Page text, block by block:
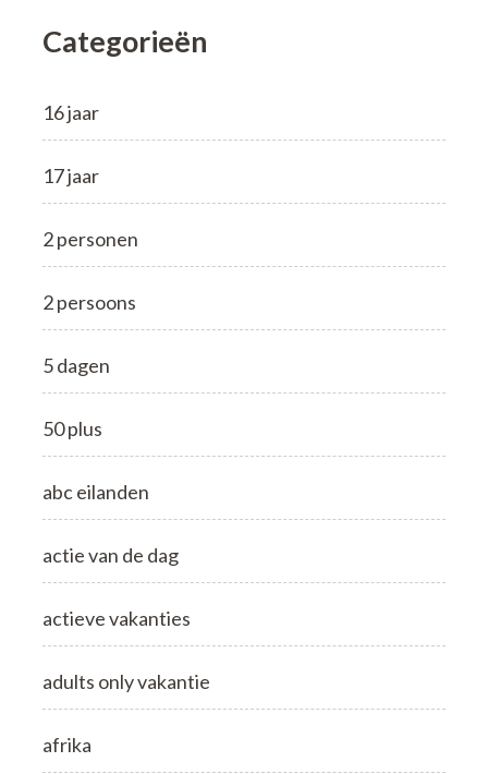
Categorieën
16 jaar
17 jaar
2 personen
2 persoons
5 dagen
50 plus
abc eilanden
actie van de dag
actieve vakanties
adults only vakantie
afrika